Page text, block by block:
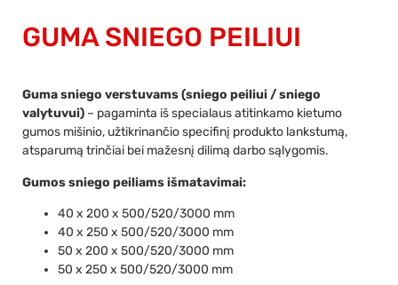
GUMA SNIEGO PEILIUI
Guma sniego verstuvams (sniego peiliui / sniego
valytuvui) – pagaminta iš specialaus atitinkamo kietumo
gumos mišinio, užtikrinančio specifinį produkto lankstumą,
atsparumą trinčiai bei mažesnį dilimą darbo sąlygomis.
Gumos sniego peiliams išmatavimai:
40 x 200 x 500/520/3000 mm
40 x 250 x 500/520/3000 mm
50 x 200 x 500/520/3000 mm
50 x 250 x 500/520/3000 mm